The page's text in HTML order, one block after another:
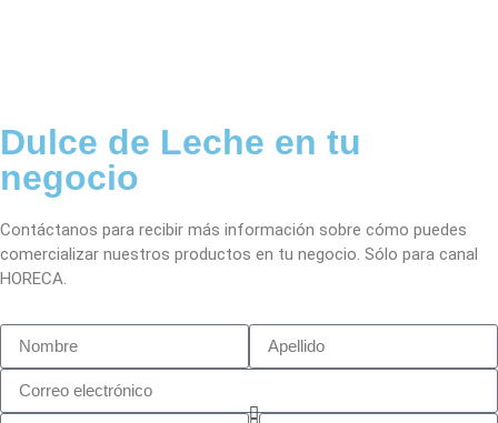
Dulce de Leche en tu
negocio
Contáctanos para recibir más información sobre cómo puedes
comercializar nuestros productos en tu negocio. Sólo para canal
HORECA.